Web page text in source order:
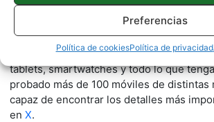
Preferencias
Política de cookiesPolítica de privacidad
Periodista experto en tecnología y
móviles Android y telefonía, desde
los gadgets, le encanta estar a la última
tecnología desde 2018. Amante de los
tablets, smartwatches y todo lo que
probado más de 100 móviles de distintas
capaz de encontrar los detalles más
en X.